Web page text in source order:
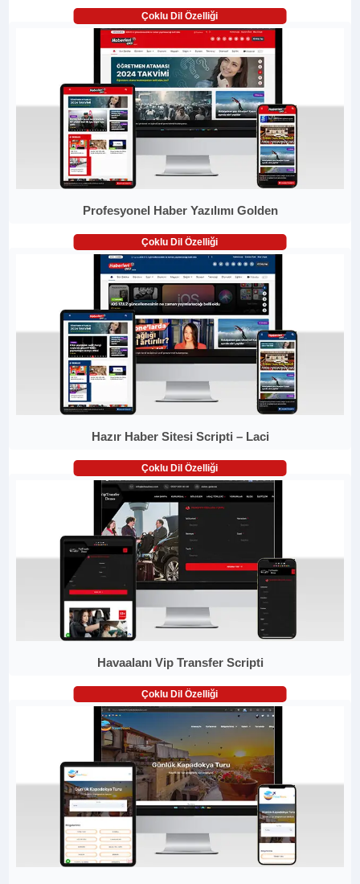
Çoklu Dil Özelliği
Profesyonel Haber Yazılımı Golden
Çoklu Dil Özelliği
Hazır Haber Sitesi Scripti – Laci
Çoklu Dil Özelliği
Havaalanı Vip Transfer Scripti
Çoklu Dil Özelliği